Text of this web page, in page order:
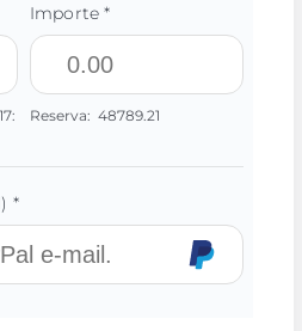
Importe *
Reserva: 48789.21
*